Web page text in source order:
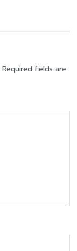
Required fields are